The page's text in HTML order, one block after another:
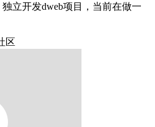
立开发dweb项目，当前在做一
区